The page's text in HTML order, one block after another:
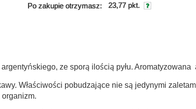
Po zakupie otrzymasz: 23,77 pkt.
ze sporą ilością pyłu. Aromatyzowana
Właściwości pobudzające nie są jedynymi